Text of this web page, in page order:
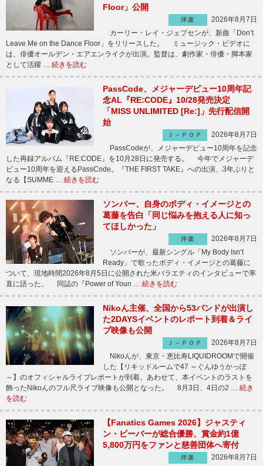
Floor」公開
洋楽
2026年8月7日
カーリー・レイ・ジェプセンが、新曲「Don’t
Leave Me on the Dance Floor」をリリースした。 ミュージック・ビデオに
は、俳優オールデン・エアエンライクが出演。監督は、劇作家・俳優・脚本家
として活躍 … 続きを読む
PassCode、メジャーデビュー10周年記
念AL『RE:CODE』10/28発売決定
「MISS UNLIMITED [Re:]」先行配信開
始
Ｊ－ＰＯＰ
2026年8月7日
PassCodeが、メジャーデビュー10周年を記念
した再録アルバム『RE:CODE』を10月28日に発売する。 今年でメジャーデ
ビュー10周年を迎えるPassCode。『THE FIRST TAKE』への出演、3年ぶりと
なる【SUMME … 続きを読む
ソンバー、自身のボディ・イメージとの
葛藤を告白「同じ悩みを抱える人に知っ
てほしかった」
洋楽
2026年8月7日
ソンバーが、最新シングル「My Body Isn’t
Ready」で歌ったボディ・イメージとの葛藤に
ついて、現地時間2026年8月5日に公開された米バラエティのインタビューで率
直に語った。 同誌の『Power of Youn … 続きを読む
Nikoん主催、全国から53バンドが出演し
た2DAYSイベントのレポート到着＆ライ
ブ映像も公開
Ｊ－ＰＯＰ
2026年8月7日
Nikoんが、東京・恵比寿LIQUIDROOMで開催
した【リキッドルームで47 ～ぐんゆうかっぽ
～】のオフィシャルライブレポートが到着。あわせて、本イベントのラストを
飾ったNikoんのフル尺ライブ映像も公開となった。 8月3日、4日の2 … 続き
を読む
【Fanatics Games 2026】ジャスティ
ン・ビーバーが総合優勝、賞金約1億
5,800万円をファンと慈善団体へ寄付
洋楽
2026年8月7日